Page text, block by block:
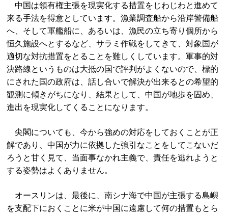
中国は領有権主張を現実化する措置をじわじわと進めて
来る手法を得意としています。漁業調査船から沿岸警備船
へ、そして軍艦船に、あるいは、漁民の立ち寄り個所から
恒久施設へとするなど、サラミ作戦をしてきて、対象国が
適切な対抗措置をとることを難しくしています。軍事的対
決路線というものは大抵の国で評判がよくないので、標的
にされた国の政府は、話し合いで解決が出来るとの希望的
観測に傾きがちになり、結果として、中国が地歩を固め、
進出を現実化してくることになります。
尖閣についても、今から強めの対応をしておくことが正
解であり、中国が力に依拠した強引なことをしてこないだ
ろうと甘く見て、当面事なかれ主義で、責任を逃れようと
する姿勢はよくありません。
オースリンは、最後に、南シナ海で中国が主張する島嶼
を支配下におくことに米が中国に遠慮して何の措置もとら